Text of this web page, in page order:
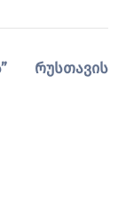
რუსთავის